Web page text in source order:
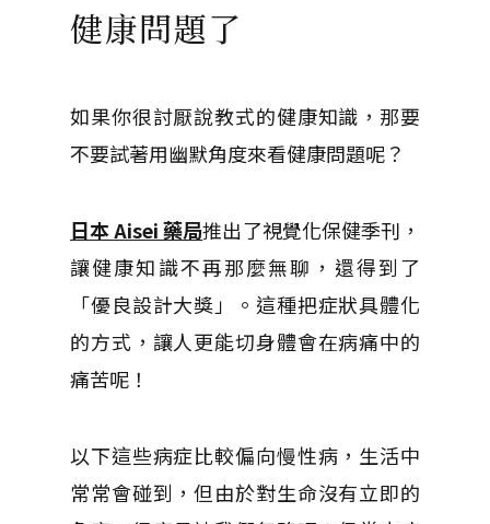
健康問題了
如果你很討厭說教式的健康知識，那要
不要試著用幽默角度來看健康問題呢？
日本 Aisei 藥局推出了視覺化保健季刊，
讓健康知識不再那麼無聊，還得到了
「優良設計大獎」。這種把症狀具體化
的方式，讓人更能切身體會在病痛中的
痛苦呢！
以下這些病症比較偏向慢性病，生活中
常常會碰到，但由於對生命沒有立即的